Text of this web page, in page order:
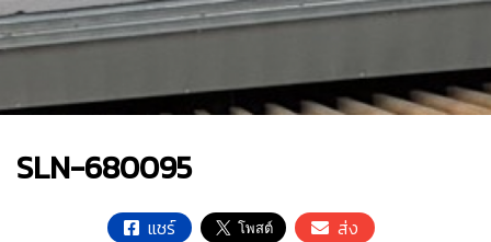
SLN-680095
แชร์ ส่ง